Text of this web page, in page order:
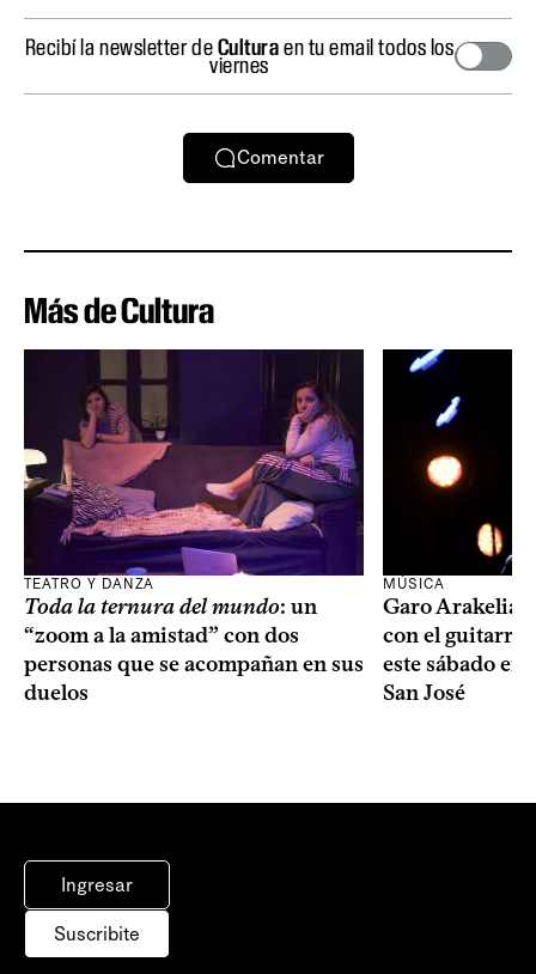
Recibí la newsletter deCulturaen tu email todos los
viernes
Comentar
Más de Cultura
TEATRO Y DANZA
Toda la ternura del mundo: un
“zoom a la amistad” con dos
personas que se acompañan en sus
duelos
MÚSICA
Garo Arakelian
con el
este sábado en
San José
Ingresar
Suscribite